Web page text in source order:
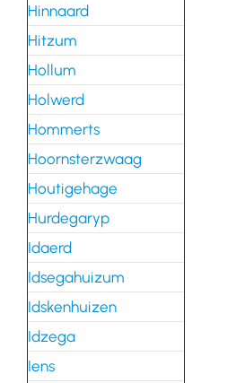
Hinnaard
Hitzum
Hollum
Holwerd
Hommerts
Hoornsterzwaag
Houtigehage
Hurdegaryp
Idaerd
Idsegahuizum
Idskenhuizen
Idzega
Iens